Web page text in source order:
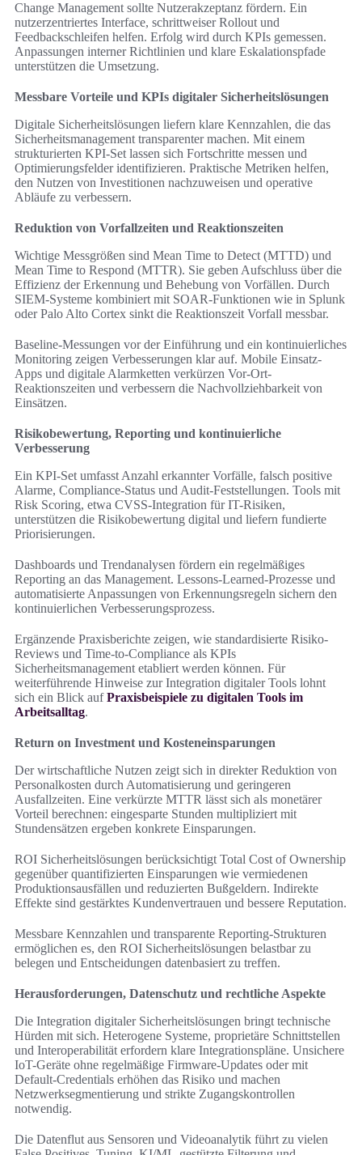
Change Management sollte Nutzerakzeptanz fördern. Ein
nutzerzentriertes Interface, schrittweiser Rollout und
Feedbackschleifen helfen. Erfolg wird durch KPIs gemessen.
Anpassungen interner Richtlinien und klare Eskalationspfade
unterstützen die Umsetzung.
Messbare Vorteile und KPIs digitaler Sicherheitslösungen
Digitale Sicherheitslösungen liefern klare Kennzahlen, die das
Sicherheitsmanagement transparenter machen. Mit einem
strukturierten KPI-Set lassen sich Fortschritte messen und
Optimierungsfelder identifizieren. Praktische Metriken helfen,
den Nutzen von Investitionen nachzuweisen und operative
Abläufe zu verbessern.
Reduktion von Vorfallzeiten und Reaktionszeiten
Wichtige Messgrößen sind Mean Time to Detect (MTTD) und
Mean Time to Respond (MTTR). Sie geben Aufschluss über die
Effizienz der Erkennung und Behebung von Vorfällen. Durch
SIEM-Systeme kombiniert mit SOAR-Funktionen wie in Splunk
oder Palo Alto Cortex sinkt die Reaktionszeit Vorfall messbar.
Baseline-Messungen vor der Einführung und ein kontinuierliches
Monitoring zeigen Verbesserungen klar auf. Mobile Einsatz-
Apps und digitale Alarmketten verkürzen Vor-Ort-
Reaktionszeiten und verbessern die Nachvollziehbarkeit von
Einsätzen.
Risikobewertung, Reporting und kontinuierliche
Verbesserung
Ein KPI-Set umfasst Anzahl erkannter Vorfälle, falsch positive
Alarme, Compliance-Status und Audit-Feststellungen. Tools mit
Risk Scoring, etwa CVSS-Integration für IT-Risiken,
unterstützen die Risikobewertung digital und liefern fundierte
Priorisierungen.
Dashboards und Trendanalysen fördern ein regelmäßiges
Reporting an das Management. Lessons-Learned-Prozesse und
automatisierte Anpassungen von Erkennungsregeln sichern den
kontinuierlichen Verbesserungsprozess.
Ergänzende Praxisberichte zeigen, wie standardisierte Risiko-
Reviews und Time-to-Compliance als KPIs
Sicherheitsmanagement etabliert werden können. Für
weiterführende Hinweise zur Integration digitaler Tools lohnt
sich ein Blick aufPraxisbeispiele zu digitalen Tools im
Arbeitsalltag.
Return on Investment und Kosteneinsparungen
Der wirtschaftliche Nutzen zeigt sich in direkter Reduktion von
Personalkosten durch Automatisierung und geringeren
Ausfallzeiten. Eine verkürzte MTTR lässt sich als monetärer
Vorteil berechnen: eingesparte Stunden multipliziert mit
Stundensätzen ergeben konkrete Einsparungen.
ROI Sicherheitslösungen berücksichtigt Total Cost of Ownership
gegenüber quantifizierten Einsparungen wie vermiedenen
Produktionsausfällen und reduzierten Bußgeldern. Indirekte
Effekte sind gestärktes Kundenvertrauen und bessere Reputation.
Messbare Kennzahlen und transparente Reporting-Strukturen
ermöglichen es, den ROI Sicherheitslösungen belastbar zu
belegen und Entscheidungen datenbasiert zu treffen.
Herausforderungen, Datenschutz und rechtliche Aspekte
Die Integration digitaler Sicherheitslösungen bringt technische
Hürden mit sich. Heterogene Systeme, proprietäre Schnittstellen
und Interoperabilität erfordern klare Integrationspläne. Unsichere
IoT-Geräte ohne regelmäßige Firmware-Updates oder mit
Default-Credentials erhöhen das Risiko und machen
Netzwerksegmentierung und strikte Zugangskontrollen
notwendig.
Die Datenflut aus Sensoren und Videoanalytik führt zu vielen